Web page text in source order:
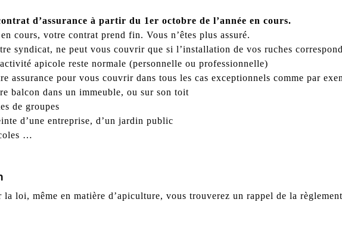
d’assurance à partir du 1er octobre de l’année en cours.
cours, votre contrat prend fin. Vous n’êtes plus assuré.
syndicat, ne peut vous couvrir que si l’installation de vos ruches
apicole reste normale (personnelle ou professionnelle)
assurance pour vous couvrir dans tous les cas exceptionnels comme par
balcon dans un immeuble, ou sur son toit
de groupes
d’une entreprise, d’un jardin public
…
la loi, même en matière d’apiculture, vous trouverez un rappel de la